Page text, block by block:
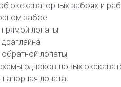
экскаваторных забоях и
забое
лопаты
лопаты
одноковшовых
лопата